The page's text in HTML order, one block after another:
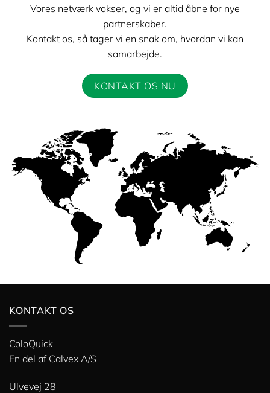
Vores netværk vokser, og vi er altid åbne for nye
partnerskaber.
Kontakt os, så tager vi en snak om, hvordan vi kan
samarbejde.
KONTAKT OS NU
KONTAKT OS
ColoQuick
En del af Calvex A/S
Ulvevej 28